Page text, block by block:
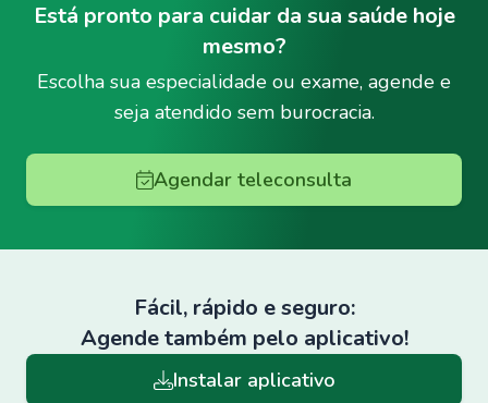
Está pronto para cuidar da sua saúde hoje
mesmo?
Escolha sua especialidade ou exame, agende e
seja atendido sem burocracia.
Agendar teleconsulta
Fácil, rápido e seguro:
Agende também pelo aplicativo!
Instalar aplicativo